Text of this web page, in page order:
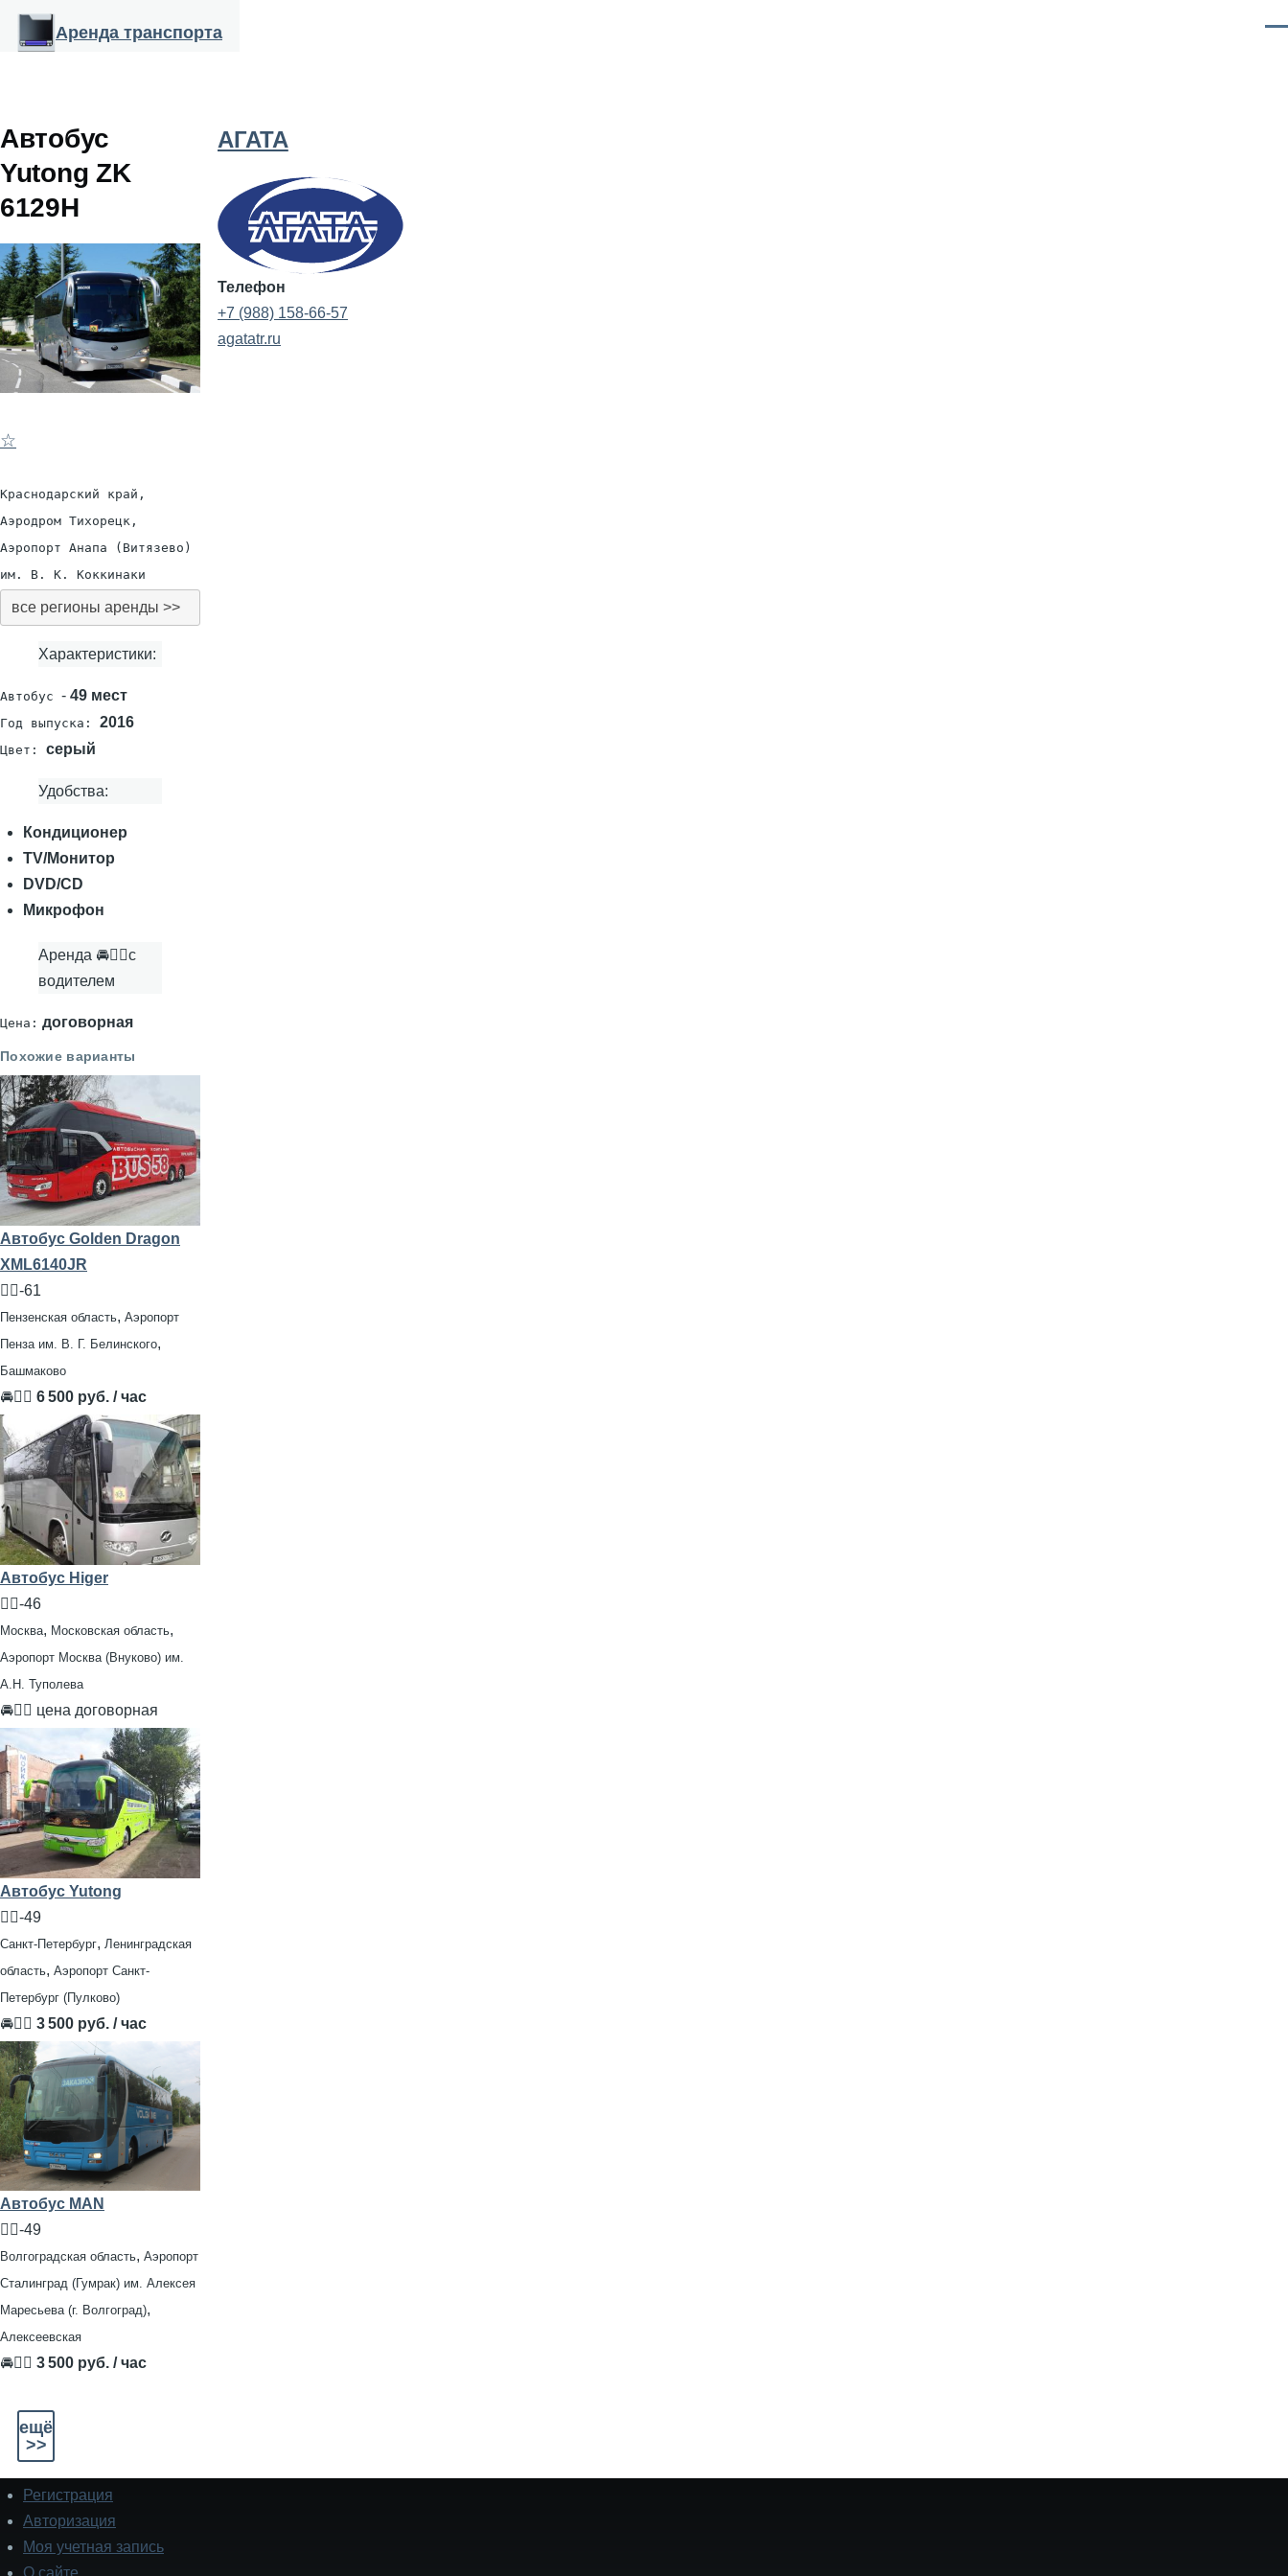
Перейти к основному содержанию
Аренда транспорта
Автобус
Yutong ZK
6129H
☆
Краснодарский край,
Аэродром Тихорецк,
Аэропорт Анапа (Витязево)
им. В. К. Коккинаки
все регионы аренды >>
Характеристики:
Автобус - 49 мест
Год выпуска: 2016
Цвет: серый
Удобства:
Кондиционер
TV/Монитор
DVD/CD
Микрофон
Аренда 🚘👨‍✈с
водителем
Цена: договорная
Похожие варианты
Автобус Golden Dragon
XML6140JR
🧍‍♂️-61
Пензенская область, Аэропорт
Пенза им. В. Г. Белинского,
Башмаково
🚘👨‍✈ 6 500 руб. / час
Автобус Higer
🧍‍♂️-46
Москва, Московская область,
Аэропорт Москва (Внуково) им.
А.Н. Туполева
🚘👨‍✈ цена договорная
Автобус Yutong
🧍‍♂️-49
Санкт-Петербург, Ленинградская
область, Аэропорт Санкт-
Петербург (Пулково)
🚘👨‍✈ 3 500 руб. / час
Автобус MAN
🧍‍♂️-49
Волгоградская область, Аэропорт
Сталинград (Гумрак) им. Алексея
Маресьева (г. Волгоград),
Алексеевская
🚘👨‍✈ 3 500 руб. / час
ещё
>>
АГАТА
Телефон
+7 (988) 158-66-57
agatatr.ru
Подвал
Регистрация
Авторизация
Моя учетная запись